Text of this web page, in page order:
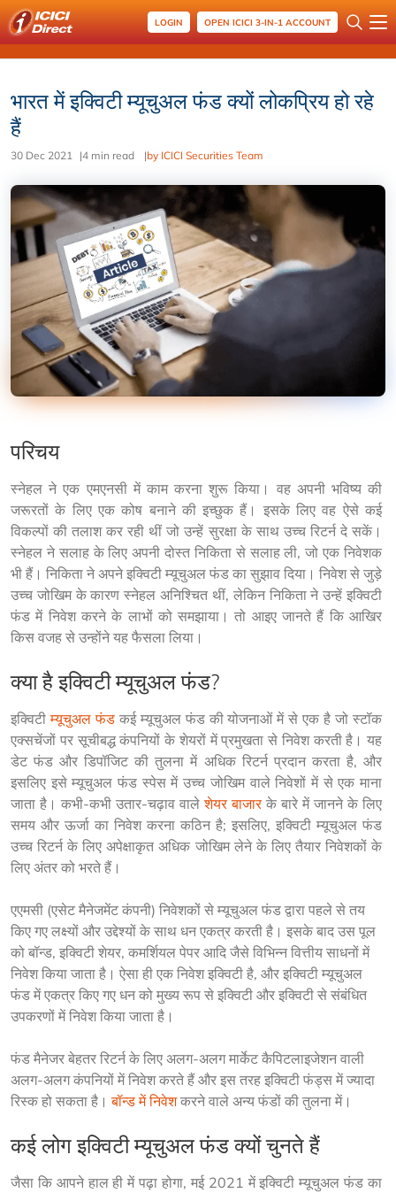
LOGIN OPEN ICICI 3-IN-1 ACCOUNT
भारत में इक्विटी म्यूचुअल फंड क्यों लोकप्रिय हो रहे
हैं
30 Dec 2021 |4 min read |by ICICI Securities Team
परिचय
स्नेहल ने एक एमएनसी में काम करना शुरू किया। वह अपनी भविष्य की
जरूरतों के लिए एक कोष बनाने की इच्छुक हैं। इसके लिए वह ऐसे कई
विकल्पों की तलाश कर रही थीं जो उन्हें सुरक्षा के साथ उच्च रिटर्न दे सकें।
स्नेहल ने सलाह के लिए अपनी दोस्त निकिता से सलाह ली, जो एक निवेशक
भी हैं। निकिता ने अपने इक्विटी म्यूचुअल फंड का सुझाव दिया। निवेश से जुड़े
उच्च जोखिम के कारण स्नेहल अनिश्चित थीं, लेकिन निकिता ने उन्हें इक्विटी
फंड में निवेश करने के लाभों को समझाया। तो आइए जानते हैं कि आखिर
किस वजह से उन्होंने यह फैसला लिया।
क्या है इक्विटी म्यूचुअल फंड?
इक्विटी म्यूचुअल फंड कई म्यूचुअल फंड की योजनाओं में से एक है जो स्टॉक
एक्सचेंजों पर सूचीबद्ध कंपनियों के शेयरों में प्रमुखता से निवेश करती है। यह
डेट फंड और डिपॉजिट की तुलना में अधिक रिटर्न प्रदान करता है, और
इसलिए इसे म्यूचुअल फंड स्पेस में उच्च जोखिम वाले निवेशों में से एक माना
जाता है। कभी-कभी उतार-चढ़ाव वाले शेयर बाजार के बारे में जानने के लिए
समय और ऊर्जा का निवेश करना कठिन है; इसलिए, इक्विटी म्यूचुअल फंड
उच्च रिटर्न के लिए अपेक्षाकृत अधिक जोखिम लेने के लिए तैयार निवेशकों के
लिए अंतर को भरते हैं।
एएमसी (एसेट मैनेजमेंट कंपनी) निवेशकों से म्यूचुअल फंड द्वारा पहले से तय
किए गए लक्ष्यों और उद्देश्यों के साथ धन एकत्र करती है। इसके बाद उस पूल
को बॉन्ड, इक्विटी शेयर, कमर्शियल पेपर आदि जैसे विभिन्न वित्तीय साधनों में
निवेश किया जाता है। ऐसा ही एक निवेश इक्विटी है, और इक्विटी म्यूचुअल
फंड में एकत्र किए गए धन को मुख्य रूप से इक्विटी और इक्विटी से संबंधित
उपकरणों में निवेश किया जाता है।
फंड मैनेजर बेहतर रिटर्न के लिए अलग-अलग मार्केट कैपिटलाइजेशन वाली
अलग-अलग कंपनियों में निवेश करते हैं और इस तरह इक्विटी फंड्स में ज्यादा
रिस्क हो सकता है। बॉन्ड में निवेश करने वाले अन्य फंडों की तुलना में।
कई लोग इक्विटी म्यूचुअल फंड क्यों चुनते हैं
जैसा कि आपने हाल ही में पढ़ा होगा, मई 2021 में इक्विटी म्यूचुअल फंड का